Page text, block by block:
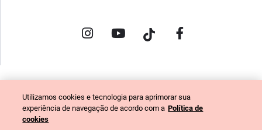
PORTAL DE DENÚNCIAS
CÓDIGO DE ÉTICA (COLABORADORES)
Utilizamos cookies e tecnologia para aprimorar sua
experiência de navegação de acordo com a Política de
cookies